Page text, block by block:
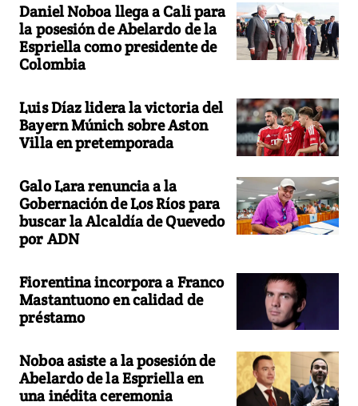
Daniel Noboa llega a Cali para
la posesión de Abelardo de la
Espriella como presidente de
Colombia
Luis Díaz lidera la victoria del
Bayern Múnich sobre Aston
Villa en pretemporada
Galo Lara renuncia a la
Gobernación de Los Ríos para
buscar la Alcaldía de Quevedo
por ADN
Fiorentina incorpora a Franco
Mastantuono en calidad de
préstamo
Noboa asiste a la posesión de
Abelardo de la Espriella en
una inédita ceremonia